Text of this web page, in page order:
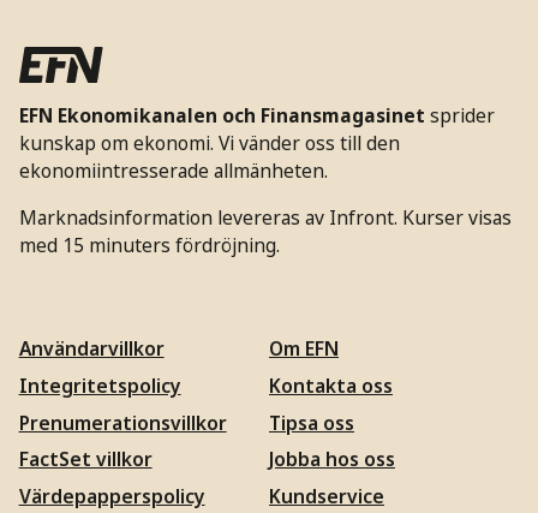
EFN Ekonomikanalen och Finansmagasinet sprider
kunskap om ekonomi. Vi vänder oss till den
ekonomiintresserade allmänheten.
Marknadsinformation levereras av Infront. Kurser visas
med 15 minuters fördröjning.
Användarvillkor
Integritetspolicy
Prenumerationsvillkor
FactSet villkor
Värdepapperspolicy
Om EFN
Kontakta oss
Tipsa oss
Jobba hos oss
Kundservice